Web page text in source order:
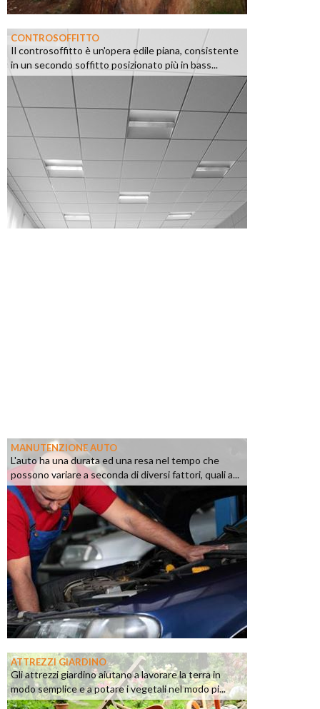
CONTROSOFFITTO
Il controsoffitto è un'opera edile piana, consistente
in un secondo soffitto posizionato più in bass...
MANUTENZIONE AUTO
L'auto ha una durata ed una resa nel tempo che
possono variare a seconda di diversi fattori, quali a...
ATTREZZI GIARDINO
Gli attrezzi giardino aiutano a lavorare la terra in
modo semplice e a potare i vegetali nel modo pi...